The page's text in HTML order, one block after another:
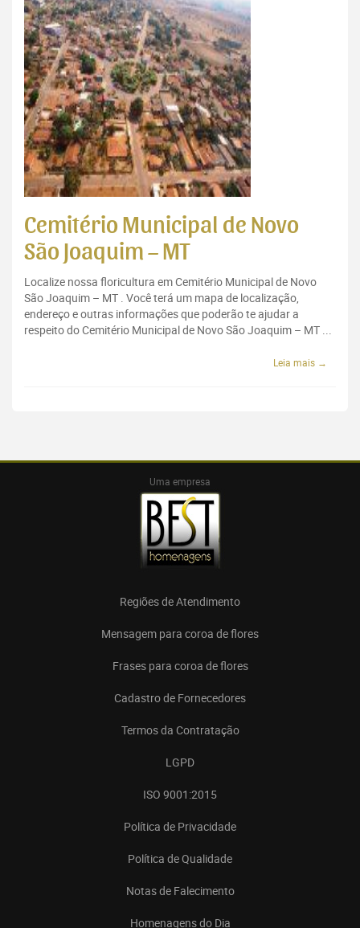
Cemitério Municipal de Novo
São Joaquim – MT
Localize nossa floricultura em Cemitério Municipal de Novo
São Joaquim – MT . Você terá um mapa de localização,
endereço e outras informações que poderão te ajudar a
respeito do Cemitério Municipal de Novo São Joaquim – MT ...
Leia mais →
Uma empresa
Regiões de Atendimento
Mensagem para coroa de flores
Frases para coroa de flores
Cadastro de Fornecedores
Termos da Contratação
LGPD
ISO 9001:2015
Política de Privacidade
Política de Qualidade
Notas de Falecimento
Homenagens do Dia